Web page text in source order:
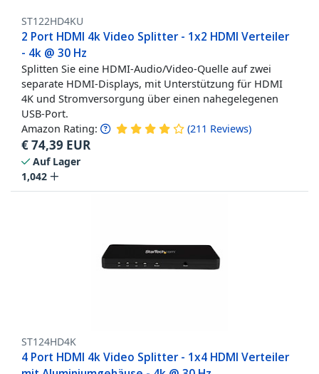
ST122HD4KU
2 Port HDMI 4k Video Splitter - 1x2 HDMI Verteiler
- 4k @ 30 Hz
Splitten Sie eine HDMI-Audio/Video-Quelle auf zwei
separate HDMI-Displays, mit Unterstützung für HDMI
4K und Stromversorgung über einen nahegelegenen
USB-Port.
Amazon Rating: (211 Reviews)
€74,39 EUR
Auf Lager
1,042
ST124HD4K
4 Port HDMI 4k Video Splitter - 1x4 HDMI Verteiler